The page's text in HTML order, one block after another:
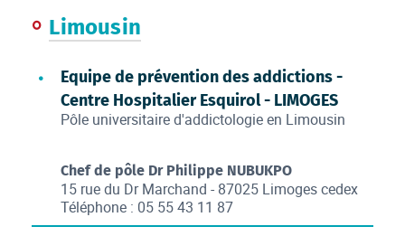
Limousin
Equipe de prévention des addictions -
Centre Hospitalier Esquirol - LIMOGES
Pôle universitaire d'addictologie en Limousin
Chef de pôle Dr Philippe NUBUKPO
15 rue du Dr Marchand - 87025 Limoges cedex
Téléphone : 05 55 43 11 87